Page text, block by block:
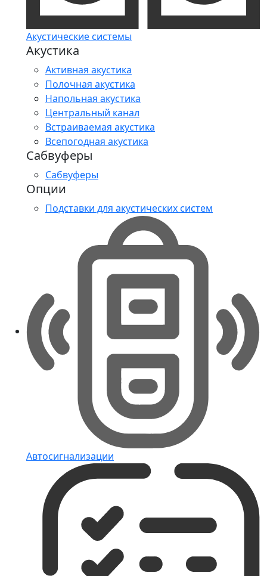
Акустические системы
Акустика
Активная акустика
Полочная акустика
Напольная акустика
Центральный канал
Встраиваемая акустика
Всепогодная акустика
Сабвуферы
Сабвуферы
Опции
Подставки для акустических систем
Автосигнализации